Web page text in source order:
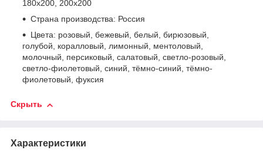
180х200, 200х200
Страна производства: Россия
Цвета: розовый, бежевый, белый, бирюзовый,
голубой, коралловый, лимонный, ментоловый,
молочный, персиковый, салатовый, светло-розовый,
светло-фиолетовый, синий, тёмно-синий, тёмно-
фиолетовый, фуксия
Скрыть
Характеристики